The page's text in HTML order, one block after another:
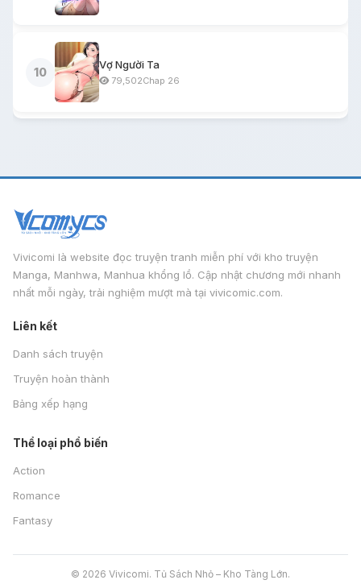
10
Vợ Người Ta
79,502Chap 26
Vivicomi là website đọc truyện tranh miễn phí với kho truyện
Manga, Manhwa, Manhua khổng lồ. Cập nhật chương mới nhanh
nhất mỗi ngày, trải nghiệm mượt mà tại vivicomic.com.
Liên kết
Danh sách truyện
Truyện hoàn thành
Bảng xếp hạng
Thể loại phổ biến
Action
Romance
Fantasy
© 2026 Vivicomi. Tủ Sách Nhỏ – Kho Tàng Lớn.